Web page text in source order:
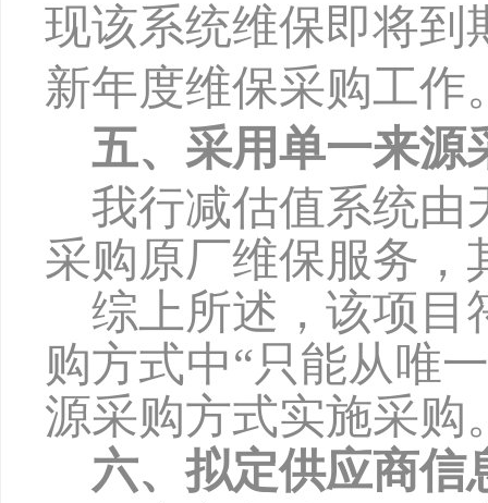
现该系统维保即将到
新年度维保采购工作
五、采用单一来源
我行减估值系统由
采购原厂维保服务，
综上所述，该项目
购方式中“只能从唯
源采购方式实施采购
六、拟定供应商信